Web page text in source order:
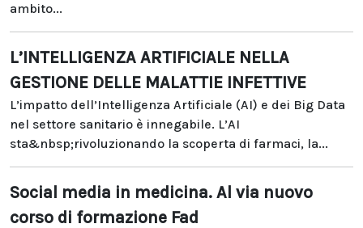
ambito...
L’INTELLIGENZA ARTIFICIALE NELLA
GESTIONE DELLE MALATTIE INFETTIVE
L’impatto dell’Intelligenza Artificiale (AI) e dei Big Data
nel settore sanitario è innegabile. L’AI
sta&nbsp;rivoluzionando la scoperta di farmaci, la...
Social media in medicina. Al via nuovo
corso di formazione Fad